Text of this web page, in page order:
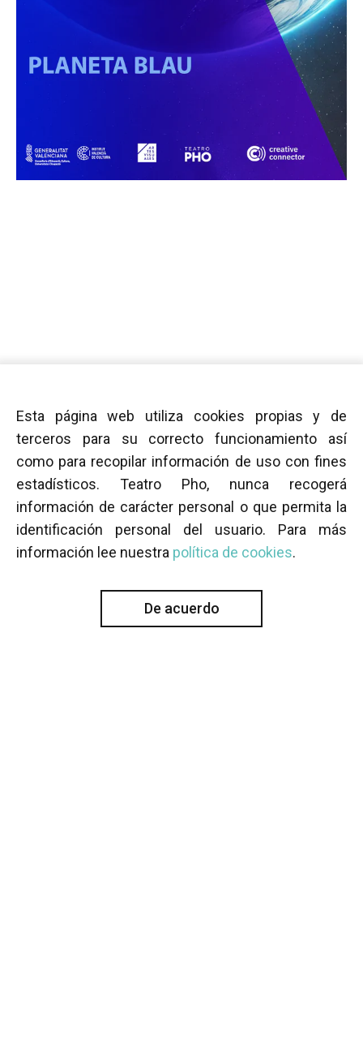
Esta página web utiliza cookies propias y de
terceros para su correcto funcionamiento así
como para recopilar información de uso con fines
estadísticos. Teatro Pho, nunca recogerá
información de carácter personal o que permita la
identificación personal del usuario. Para más
información lee nuestra política de cookies.
De acuerdo